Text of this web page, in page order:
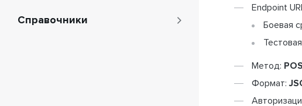
Справочники
Endpoint
Боевая
Метод:
Формат: